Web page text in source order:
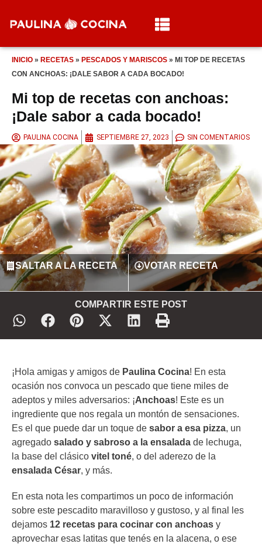
INICIO » RECETAS » PESCADOS Y MARISCOS » MI TOP DE RECETAS
CON ANCHOAS: ¡DALE SABOR A CADA BOCADO!
Mi top de recetas con anchoas:
¡Dale sabor a cada bocado!
PAULINA COCINA SEPTIEMBRE 27, 2023 SIN COMENTARIOS
SALTAR A LA RECETA VOTAR RECETA
COMPARTIR ESTE POST
¡Hola amigas y amigos de Paulina Cocina! En esta
ocasión nos convoca un pescado que tiene miles de
adeptos y miles adversarios: ¡Anchoas! Este es un
ingrediente que nos regala un montón de sensaciones.
Es el que puede dar un toque de sabor a esa pizza, un
agregado salado y sabroso a la ensalada de lechuga,
la base del clásico vitel toné, o del aderezo de la
ensalada César, y más.
En esta nota les compartimos un poco de información
sobre este pescadito maravilloso y gustoso, y al final les
dejamos 12 recetas para cocinar con anchoas y
aprovechar esas latitas que tenés en la alacena, o ese